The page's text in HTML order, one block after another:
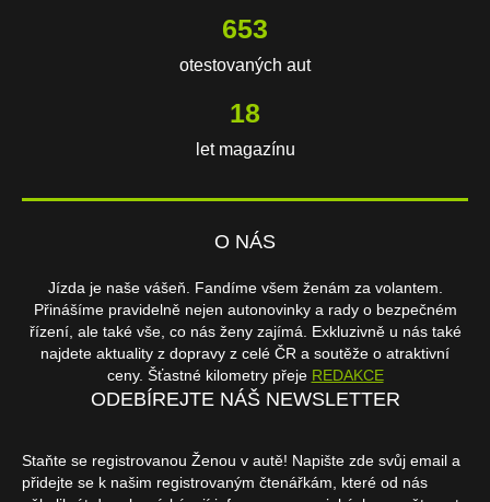
653
otestovaných aut
18
let magazínu
O NÁS
Jízda je naše vášeň. Fandíme všem ženám za volantem.
Přinášíme pravidelně nejen autonovinky a rady o bezpečném
řízení, ale také vše, co nás ženy zajímá. Exkluzivně u nás také
najdete aktuality z dopravy z celé ČR a soutěže o atraktivní
ceny. Šťastné kilometry přeje REDAKCE
ODEBÍREJTE NÁŠ NEWSLETTER
Staňte se registrovanou Ženou v autě! Napište zde svůj email a
přidejte se k našim registrovaným čtenářkám, které od nás